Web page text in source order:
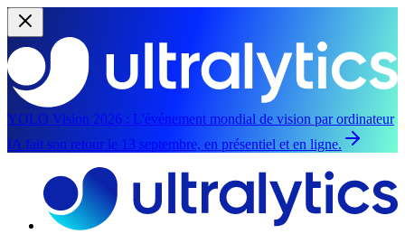
YOLO Vision 2026 : L'événement mondial de vision par ordinateur
IA fait son retour le 13 septembre, en présentiel et en ligne.